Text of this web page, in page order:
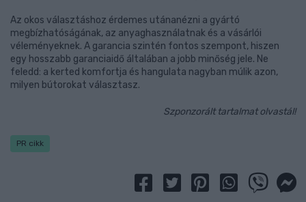
Az okos választáshoz érdemes utánanézni a gyártó
megbízhatóságának, az anyaghasználatnak és a vásárlói
véleményeknek. A garancia szintén fontos szempont, hiszen
egy hosszabb garanciaidő általában a jobb minőség jele. Ne
feledd: a kerted komfortja és hangulata nagyban múlik azon,
milyen bútorokat választasz.
Szponzorált tartalmat olvastál!
PR cikk